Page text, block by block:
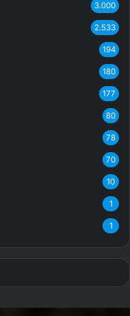
3.000
2.533
194
180
177
80
78
70
10
1
1